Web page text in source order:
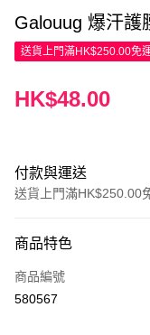
Galouug 爆汗護
送貨上門滿HK$250.00免
HK$48.00
付款與運送
送貨上門滿HK$250.00
信用卡
Apple Pay
商品特色
商品編號
580567